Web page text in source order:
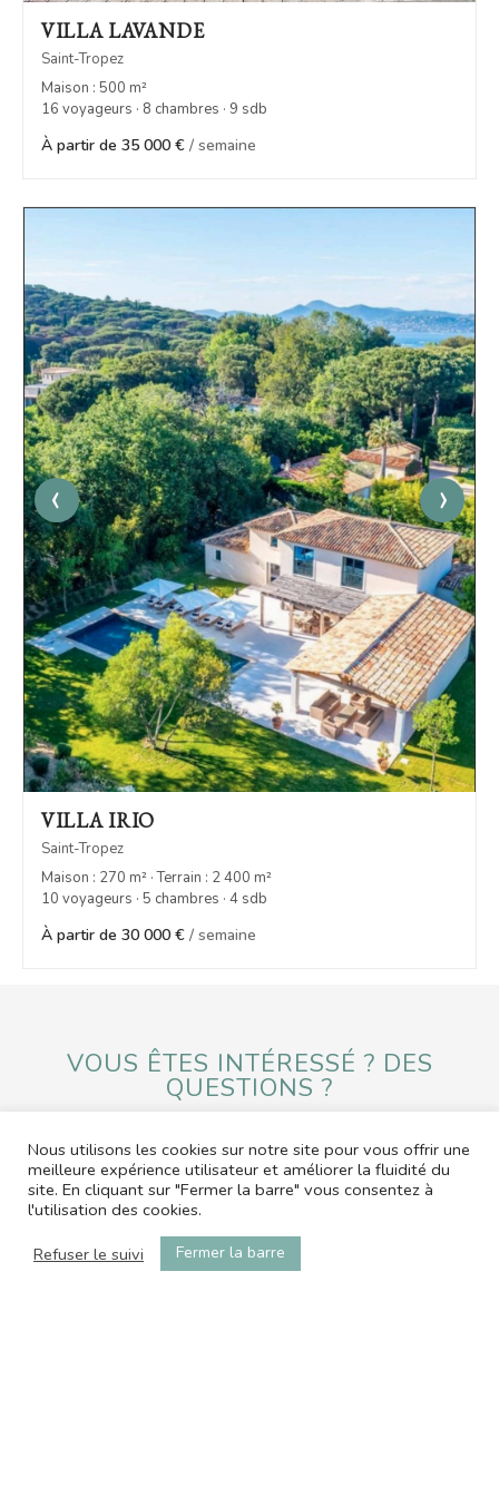
VILLA LAVANDE
Saint-Tropez
Maison : 500 m²
16 voyageurs · 8 chambres · 9 sdb
À partir de 35 000 € / semaine
‹ ›
VILLA IRIO
Saint-Tropez
Maison : 270 m² · Terrain : 2 400 m²
10 voyageurs · 5 chambres · 4 sdb
À partir de 30 000 € / semaine
VOUS ÊTES INTÉRESSÉ ? DES
QUESTIONS ?
ENVOYER UN MESSAGE
contact@office-by-ap.com
06.01.05.58.79
Nous utilisons les cookies sur notre site pour vous offrir une
meilleure expérience utilisateur et améliorer la fluidité du
site. En cliquant sur "Fermer la barre" vous consentez à
l'utilisation des cookies.
Refuser le suivi
Fermer la barre